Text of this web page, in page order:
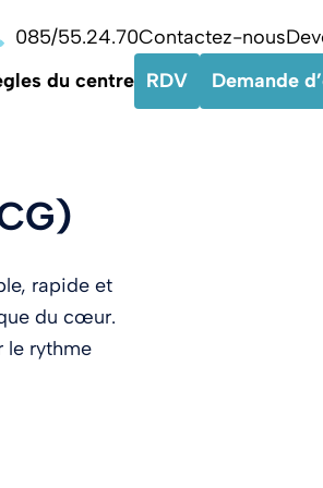
085/55.24.70Contactez-nous
du centre RDV Demande
rapide et
du cœur.
le rythme